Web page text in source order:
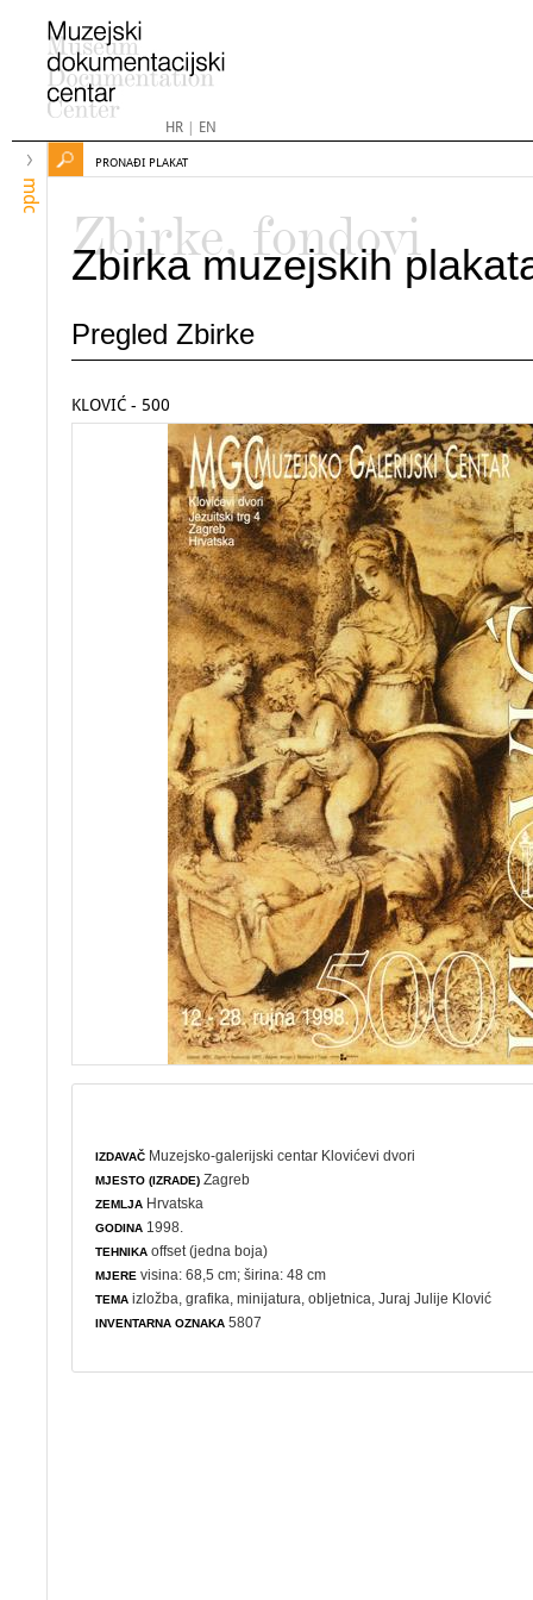
HR| EN
mdc
PRONAĐI PLAKAT
Zbirke, fondovi
Zbirka muzejskih
Pregled Zbirke
KLOVIĆ - 500
IZDAVAČ Muzejsko-galerijski centar Klovićevi dvori
MJESTO (IZRADE) Zagreb
ZEMLJA Hrvatska
GODINA 1998.
TEHNIKA offset (jedna boja)
MJERE visina: 68,5 cm; širina: 48 cm
TEMA izložba ,grafika ,minijatura ,obljetnica , Juraj Julije Klović
INVENTARNA OZNAKA 5807